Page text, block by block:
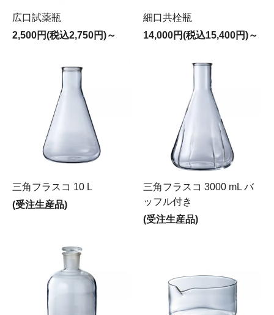
広口試薬瓶
2,500円(税込2,750円)～
細口共栓瓶
14,000円(税込15,400円)～
三角フラスコ 10 L
(受注生産品)
三角フラスコ 3000 mL バ
ッフル付き
(受注生産品)